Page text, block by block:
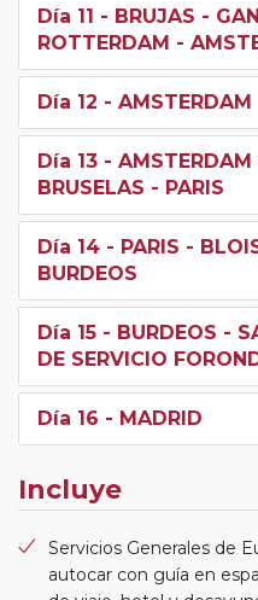
Día 11 - BRUJAS -
ROTTERDAM -
Día 12 - AMSTERDAM
Día 13 -
BRUSELAS - PARIS
Día 14 - PARIS -
BURDEOS
Día 15 - BURDEOS -
DE SERVICIO
Día 16 - MADRID
Incluye
Servicios Generales de
autocar con guía en